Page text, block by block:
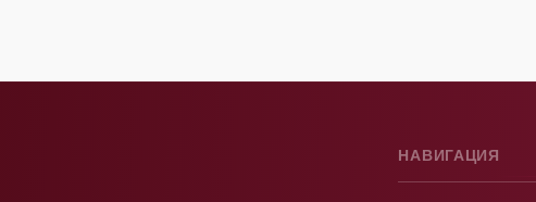
НАВИГАЦИЯ